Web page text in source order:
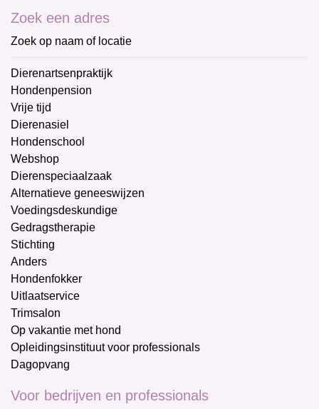
Zoek een adres
Zoek op naam of locatie
Dierenartsenpraktijk
Hondenpension
Vrije tijd
Dierenasiel
Hondenschool
Webshop
Dierenspeciaalzaak
Alternatieve geneeswijzen
Voedingsdeskundige
Gedragstherapie
Stichting
Anders
Hondenfokker
Uitlaatservice
Trimsalon
Op vakantie met hond
Opleidingsinstituut voor professionals
Dagopvang
Voor bedrijven en professionals